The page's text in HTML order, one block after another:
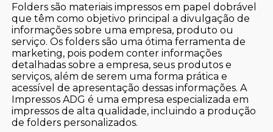
Folders são materiais impressos em papel dobrável
que têm como objetivo principal a divulgação de
informações sobre uma empresa, produto ou
serviço. Os folders são uma ótima ferramenta de
marketing, pois podem conter informações
detalhadas sobre a empresa, seus produtos e
serviços, além de serem uma forma prática e
acessível de apresentação dessas informações. A
Impressos ADG é uma empresa especializada em
impressos de alta qualidade, incluindo a produção
de folders personalizados.